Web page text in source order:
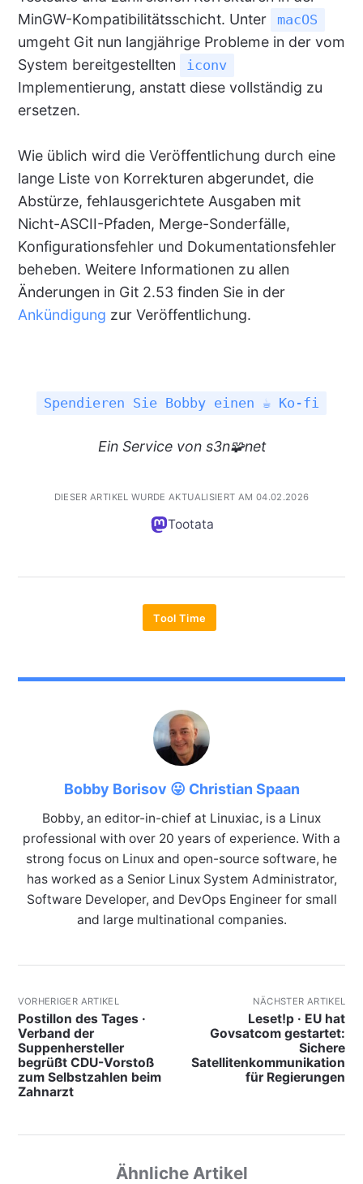
MinGW-Kompatibilitätsschicht. Unter
macOS
umgeht Git nun langjährige Probleme in der vom
System bereitgestellten
iconv
Implementierung, anstatt diese vollständig zu
ersetzen.
Wie üblich wird die Veröffentlichung durch eine
lange Liste von Korrekturen abgerundet, die
Abstürze, fehlausgerichtete Ausgaben mit
Nicht-ASCII-Pfaden, Merge-Sonderfälle,
Konfigurationsfehler und Dokumentationsfehler
beheben. Weitere Informationen zu allen
Änderungen in Git 2.53 finden Sie in der
Ankündigung zur Veröffentlichung.
Spendieren Sie Bobby einen ☕ Ko-fi
Ein Servicevon s3n🧩net
DIESER ARTIKEL WURDE AKTUALISIERT AM 04.02.2026
Tootata
Tool Time
Bobby Borisov 😛 Christian Spaan
Bobby, an editor-in-chief at Linuxiac, is a Linux
professional with over 20 years of experience. With a
strong focus on Linux and open-source software, he
has worked as a Senior Linux System Administrator,
Software Developer, and DevOps Engineer for small
and large multinational companies.
VORHERIGER ARTIKEL
Postillon des Tages ·
Verband der
Suppenhersteller
begrüßt CDU-Vorstoß
zum Selbstzahlen beim
Zahnarzt
NÄCHSTER ARTIKEL
Leset!p · EU hat
Govsatcom gestartet:
Sichere
Satellitenkommunikation
für Regierungen
Ähnliche Artikel